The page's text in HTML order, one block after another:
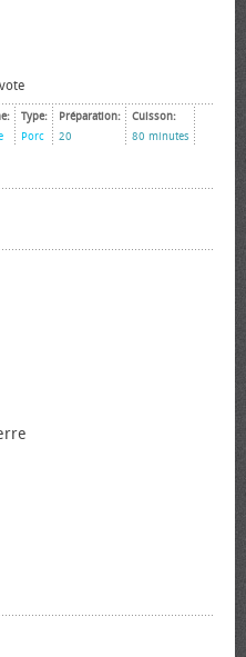
Type:
Porc
Préparation:
20
Cuisson:
80 minutes